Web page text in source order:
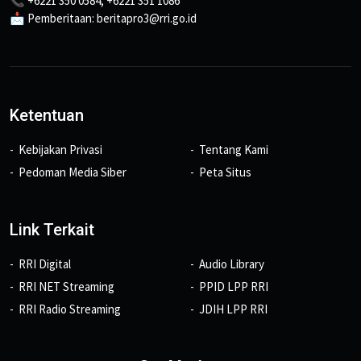
📩 Pemberitaan: beritapro3@rri.go.id
Ketentuan
Kebijakan Privasi
Pedoman Media Siber
Tentang Kami
Peta Situs
Link Terkait
RRI Digital
RRI NET Streaming
RRI Radio Streaming
Audio Library
PPID LPP RRI
JDIH LPP RRI